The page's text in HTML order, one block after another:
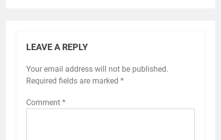
LEAVE A REPLY
Your email address will not be published.
Required fields are marked *
Comment *